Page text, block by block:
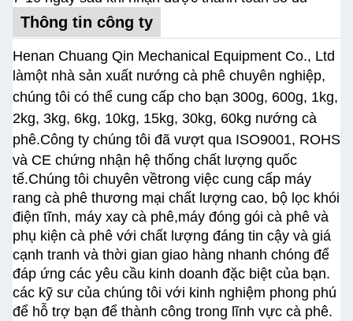
Thông tin công ty
Henan Chuang Qin Mechanical Equipment Co., Ltd
làmột nhà sản xuất nướng cà phê chuyên nghiệp,
chúng tôi có thể cung cấp cho bạn 300g, 600g, 1kg,
2kg, 3kg, 6kg, 10kg, 15kg, 30kg, 60kg nướng cà
phê.Công ty chúng tôi đã vượt qua ISO9001, ROHS
và CE chứng nhận hệ thống chất lượng quốc
tế.Chúng tôi chuyên vềtrong việc cung cấp máy
rang cà phê thương mại chất lượng cao, bộ lọc khói
điện tĩnh, máy xay cà phê,máy đóng gói cà phê và
phụ kiện cà phê với chất lượng đáng tin cậy và giá
cạnh tranh và thời gian giao hàng nhanh chóng để
đáp ứng các yêu cầu kinh doanh đặc biệt của bạn.
các kỹ sư của chúng tôi với kinh nghiệm phong phú
để hỗ trợ bạn để thành công trong lĩnh vực cà phê.